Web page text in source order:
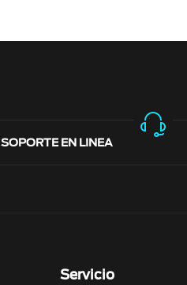
SOPORTE EN LINEA
Servicio